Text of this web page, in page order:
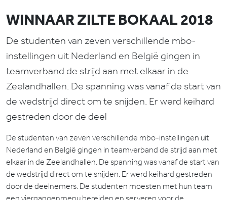
WINNAAR ZILTE BOKAAL 2018
De studenten van zeven verschillende mbo-
instellingen uit Nederland en België gingen in
teamverband de strijd aan met elkaar in de
Zeelandhallen. De spanning was vanaf de start van
de wedstrijd direct om te snijden. Er werd keihard
gestreden door de deel
De studenten van zeven verschillende mbo-instellingen uit
Nederland en België gingen in teamverband de strijd aan met
elkaar in de Zeelandhallen. De spanning was vanaf de start van
de wedstrijd direct om te snijden. Er werd keihard gestreden
door de deelnemers. De studenten moesten met hun team